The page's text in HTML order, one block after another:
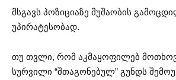
მსგავს პოზიციაზე მუშაობის
უპირატესობად.
თუ თვლი, რომ აკმაყოფილებ
სურვილი “შთაგონებულ” გუნდს